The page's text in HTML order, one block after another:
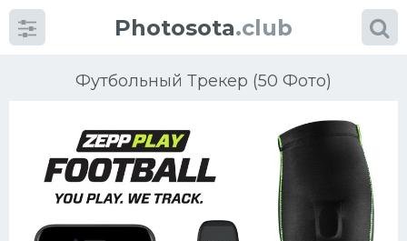
Photosota.club
Футбольный Трекер (50 Фото)
КатегорииФото